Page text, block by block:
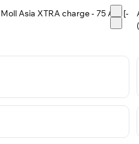
Asia XTRA charge - 75 А/ч [-